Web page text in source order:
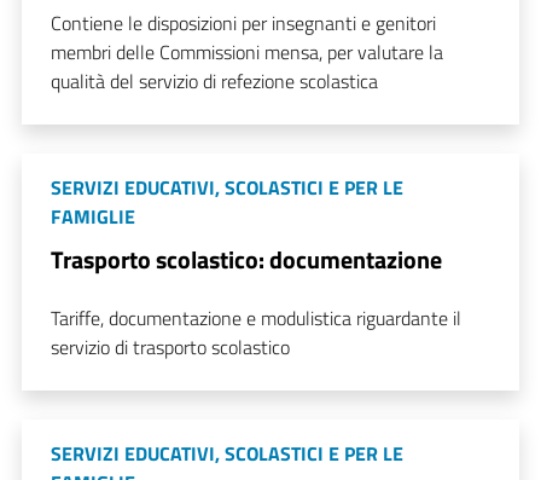
Contiene le disposizioni per insegnanti e genitori
membri delle Commissioni mensa, per valutare la
qualità del servizio di refezione scolastica
SERVIZI EDUCATIVI, SCOLASTICI E PER LE
FAMIGLIE
Trasporto scolastico: documentazione
Tariffe, documentazione e modulistica riguardante il
servizio di trasporto scolastico
SERVIZI EDUCATIVI, SCOLASTICI E PER LE